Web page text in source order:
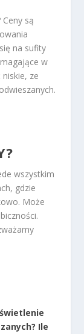
są
na sufity
w
ze
wszystkim
gdzie
Może
Ile